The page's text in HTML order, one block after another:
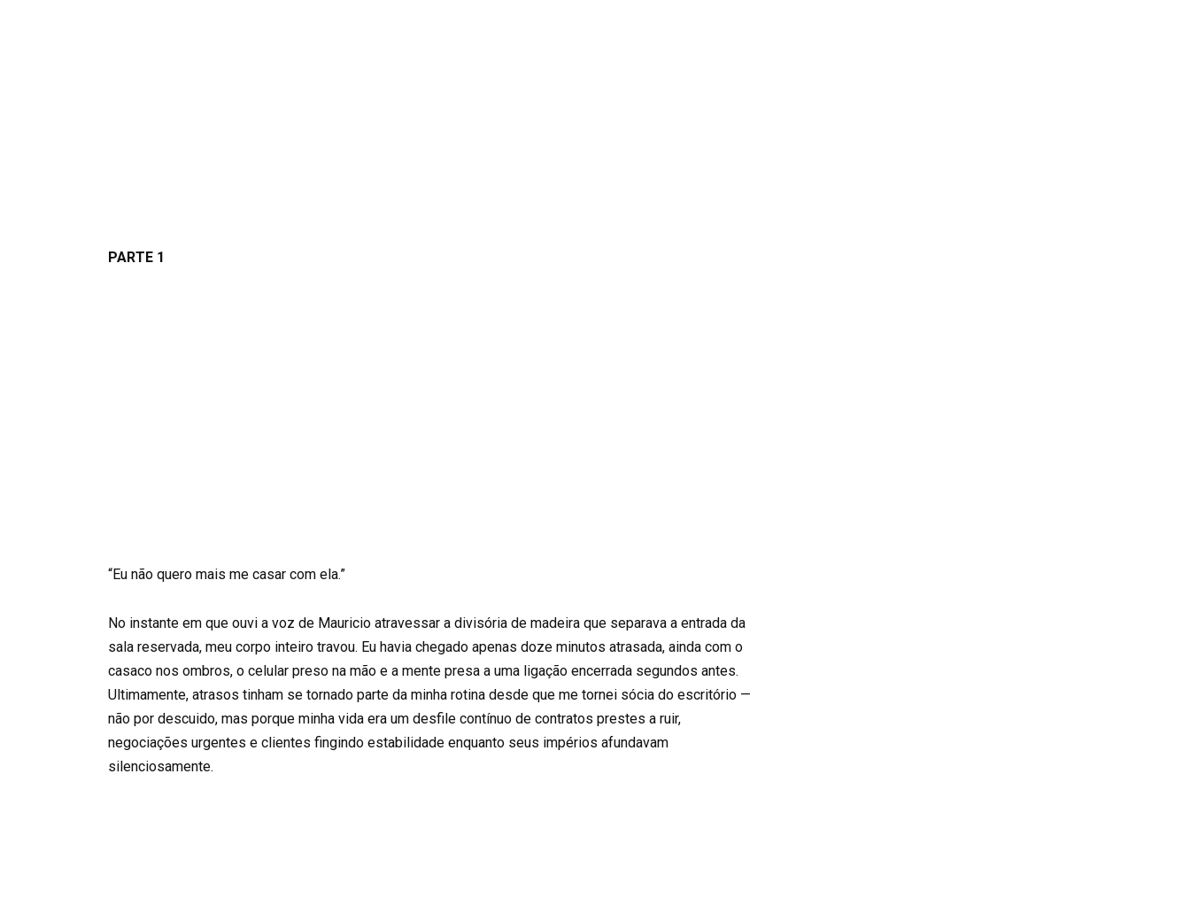
PARTE 1
“Eu não quero mais me casar com ela.”
No instante em que ouvi a voz de Mauricio atravessar a divisória de madeira que separava a entrada da
sala reservada, meu corpo inteiro travou. Eu havia chegado apenas doze minutos atrasada, ainda com o
casaco nos ombros, o celular preso na mão e a mente presa a uma ligação encerrada segundos antes.
Ultimamente, atrasos tinham se tornado parte da minha rotina desde que me tornei sócia do escritório —
não por descuido, mas porque minha vida era um desfile contínuo de contratos prestes a ruir,
negociações urgentes e clientes fingindo estabilidade enquanto seus impérios afundavam
silenciosamente.